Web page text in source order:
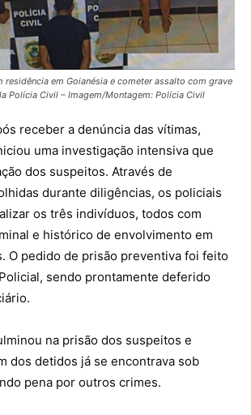
residência em Goianésia e cometer assalto com grave
Polícia Civil – Imagem/Montagem: Polícia Civil
receber a denúncia das vítimas,
uma investigação intensiva que
dos suspeitos. Através de
durante diligências, os policiais
os três indivíduos, todos com
e histórico de envolvimento em
O pedido de prisão preventiva foi feito
sendo prontamente deferido
na prisão dos suspeitos e
dos detidos já se encontrava sob
pena por outros crimes.